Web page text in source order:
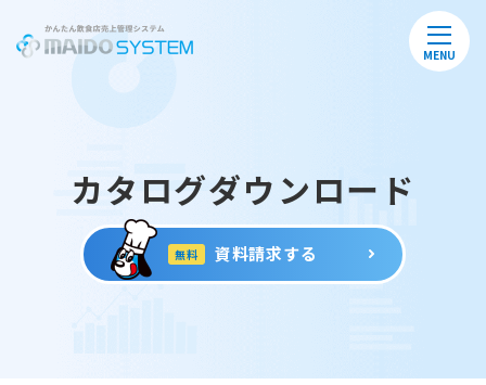
MENU
カタログダウンロード
無料 資料請求する